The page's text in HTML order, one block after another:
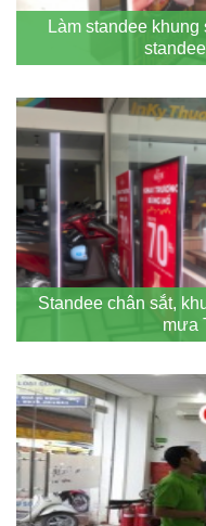
Làm standee
Standee chân sắt,
mưa